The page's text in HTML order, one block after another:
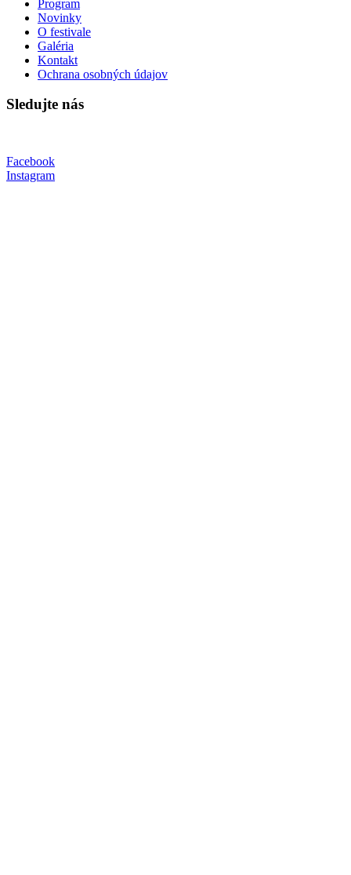
Program
Novinky
O festivale
Galéria
Kontakt
Ochrana osobných údajov
Sledujte nás
Facebook
Instagram